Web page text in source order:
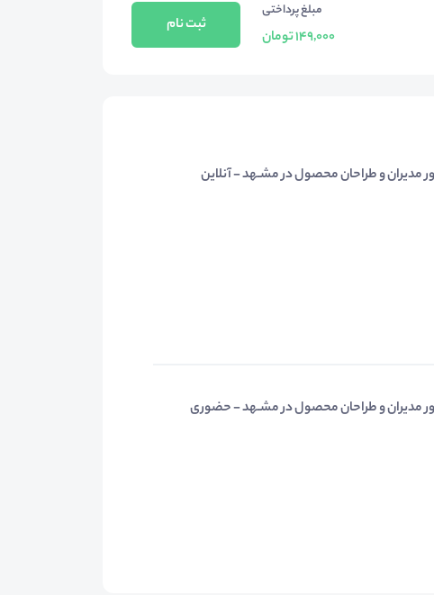
مبلغ پرداختی
149,000 تومان
ثبت نام
و طراحان محصول در مشـهد - آنلاین
مدیران و طراحان محصول در مشـهد - حضوری